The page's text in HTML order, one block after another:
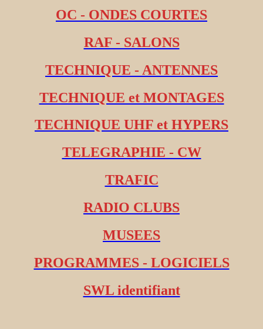
OC - ONDES COURTES
RAF - SALONS
TECHNIQUE - ANTENNES
TECHNIQUE et MONTAGES
TECHNIQUE UHF et HYPERS
TELEGRAPHIE - CW
TRAFIC
RADIO CLUBS
MUSEES
PROGRAMMES - LOGICIELS
SWL identifiant